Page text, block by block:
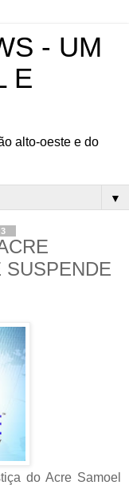
- UM
E
alto-oeste e do
▼
SUSPENDE
do Acre Samoel